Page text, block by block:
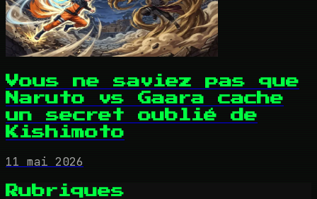
Vous ne saviez pas que
Naruto vs Gaara cache
un secret oublié de
Kishimoto
11 mai 2026
Rubriques